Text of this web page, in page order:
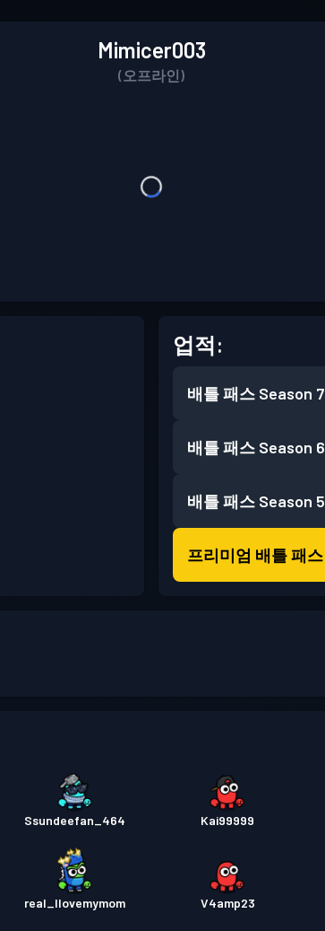
Mimicer003
(오프라인)
업적:
배틀 패스 Season 7
배틀 패스 Season 6
배틀 패스 Season 5
프리미엄 배틀 패스
Ssundeefan_464 Kai99999
real_Ilovemymom V4amp23